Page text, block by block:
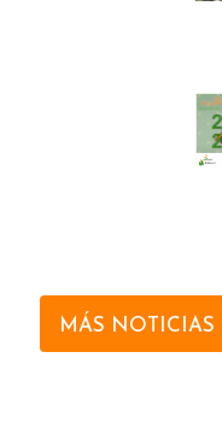
MÁS NOTICIAS